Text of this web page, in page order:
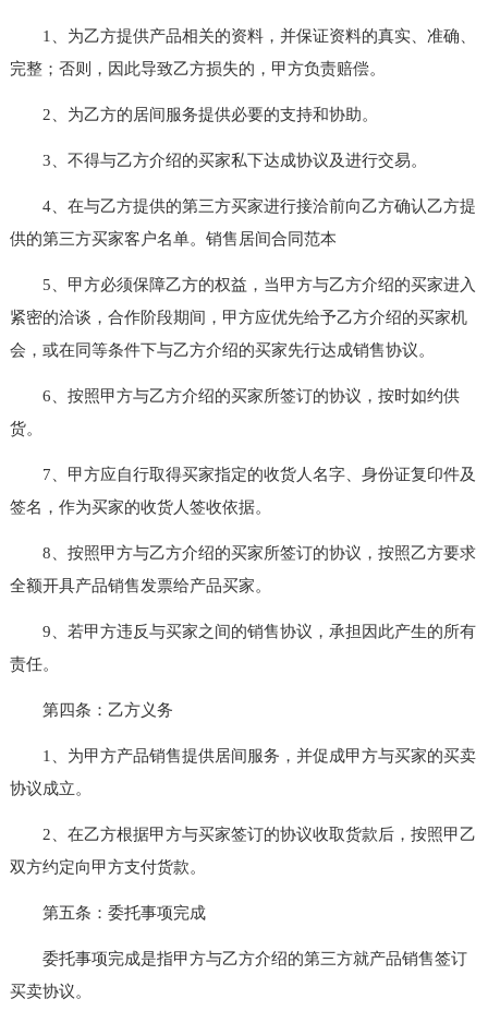
1、为乙方提供产品相关的资料，并保证资料的真实、准确、
完整；否则，因此导致乙方损失的，甲方负责赔偿。
2、为乙方的居间服务提供必要的支持和协助。
3、不得与乙方介绍的买家私下达成协议及进行交易。
4、在与乙方提供的第三方买家进行接洽前向乙方确认乙方提
供的第三方买家客户名单。销售居间合同范本
5、甲方必须保障乙方的权益，当甲方与乙方介绍的买家进入
紧密的洽谈，合作阶段期间，甲方应优先给予乙方介绍的买家机
会，或在同等条件下与乙方介绍的买家先行达成销售协议。
6、按照甲方与乙方介绍的买家所签订的协议，按时如约供
货。
7、甲方应自行取得买家指定的收货人名字、身份证复印件及
签名，作为买家的收货人签收依据。
8、按照甲方与乙方介绍的买家所签订的协议，按照乙方要求
全额开具产品销售发票给产品买家。
9、若甲方违反与买家之间的销售协议，承担因此产生的所有
责任。
第四条：乙方义务
1、为甲方产品销售提供居间服务，并促成甲方与买家的买卖
协议成立。
2、在乙方根据甲方与买家签订的协议收取货款后，按照甲乙
双方约定向甲方支付货款。
第五条：委托事项完成
委托事项完成是指甲方与乙方介绍的第三方就产品销售签订
买卖协议。